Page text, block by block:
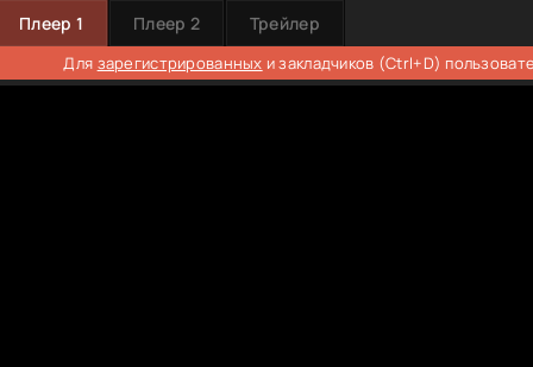
Плеер 1 Плеер 2 Трейлер
Для зарегистрированных и закладчиков (Ctrl+D)